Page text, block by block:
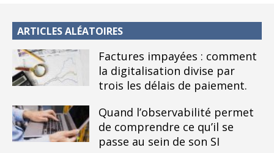
ARTICLES ALÉATOIRES
Factures impayées : comment
la digitalisation divise par
trois les délais de paiement.
Quand l’observabilité permet
de comprendre ce qu’il se
passe au sein de son SI